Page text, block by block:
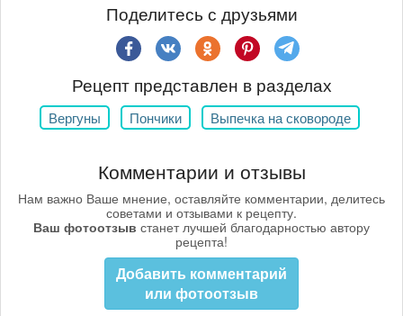
Поделитесь с друзьями
Рецепт представлен в разделах
Вергуны Пончики Выпечка на сковороде
Комментарии и отзывы
Нам важно Ваше мнение, оставляйте комментарии, делитесь
советами и отзывами к рецепту.
Ваш фотоотзыв станет лучшей благодарностью автору
рецепта!
Добавить комментарий
или фотоотзыв